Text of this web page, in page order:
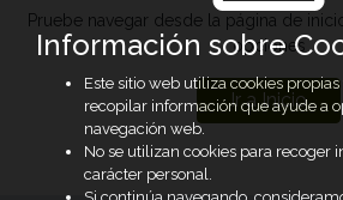
Pruebe navegar desde la página de
opciones
Ir a Inicio
Información sobre
Este sitio web utiliza cookies
recopilar información que ayude a
navegación web.
No se utilizan cookies para recoger
carácter personal.